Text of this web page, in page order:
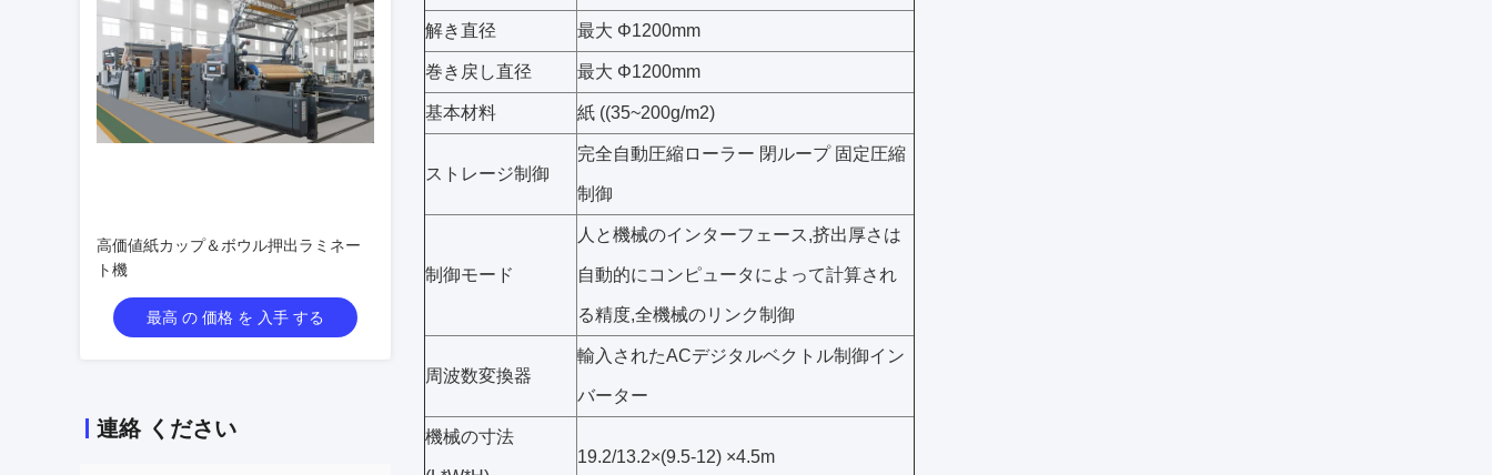
高価値紙カップ＆ボウル押出ラミネー
ト機
最高 の 価格 を 入手 する
連絡 ください
解き直径 最大 Φ1200mm
巻き戻し直径 最大 Φ1200mm
基本材料 紙 ((35~200g/m2)
ストレージ制御
完全自動圧縮ローラー 閉ループ 固定圧縮
制御
制御モード
人と機械のインターフェース,挤出厚さは
自動的にコンピュータによって計算され
る精度,全機械のリンク制御
周波数変換器
輸入されたACデジタルベクトル制御イン
バーター
機械の寸法
19.2/13.2×(9.5-12) ×4.5m